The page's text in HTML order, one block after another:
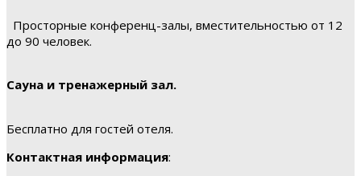
Просторные конференц-залы, вместительностью от 12
до 90 человек.
Сауна и тренажерный зал.
Бесплатно для гостей отеля.
Контактная информация: